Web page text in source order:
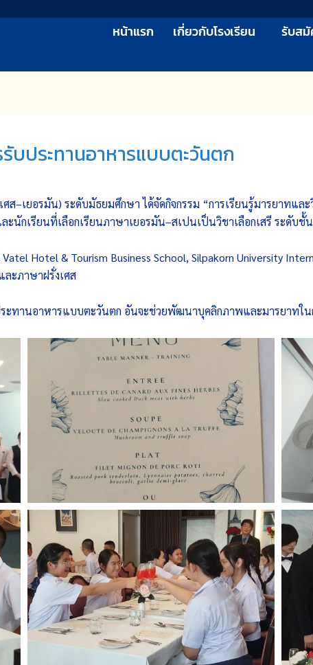
หน้าแรก เกี่ยวกับโรงเรียน รับส
บประทานอาหารแบบตะวันตก
ส–เยอรมัน) ระดับมัธยมศึกษา ได้จัดกิจกรรม “การเรียนรู้มารยาทแ
ะนักเรียนที่เลือกเรียนภาษาเยอรมัน–สเปนเป็นวิชาเลือกเสรี ระดับชั้
Hotel & Tourism Business School, Silpakorn University
ะภาษาฝรั่งเศส
ทานอาหารแบบตะวันตก อันจะช่วยพัฒนาบุคลิกภาพและมารยาทใ